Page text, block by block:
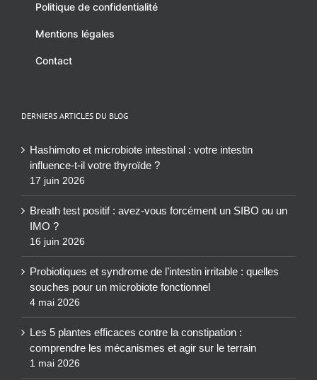
Politique de confidentialité
Mentions légales
Contact
DERNIERS ARTICLES DU BLOG
Hashimoto et microbiote intestinal : votre intestin
influence-t-il votre thyroïde ?
17 juin 2026
Breath test positif : avez-vous forcément un SIBO ou un
IMO ?
16 juin 2026
Probiotiques et syndrome de l’intestin irritable : quelles
souches pour un microbiote fonctionnel
4 mai 2026
Les 5 plantes efficaces contre la constipation :
comprendre les mécanismes et agir sur le terrain
1 mai 2026